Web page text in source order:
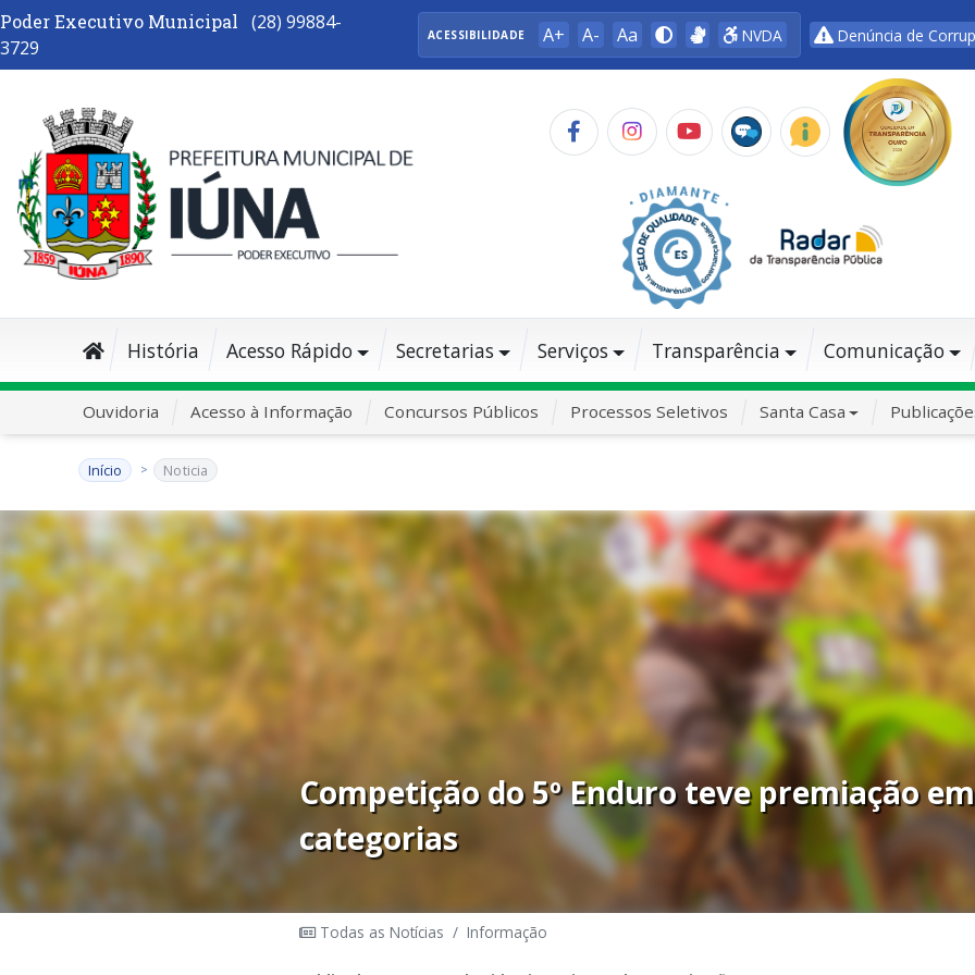
Poder Executivo Municipal
(28) 99884-
3729
ACESSIBILIDADE A+ A- Aa NVDA Denúncia de
História Acesso Rápido Secretarias Serviços Transparência Comunicação
Ouvidoria Acesso à Informação Concursos Públicos Processos Seletivos Santa Casa
Início Noticia
Competição do 5º Enduro teve premiação
categorias
Todas as Notícias / Informação